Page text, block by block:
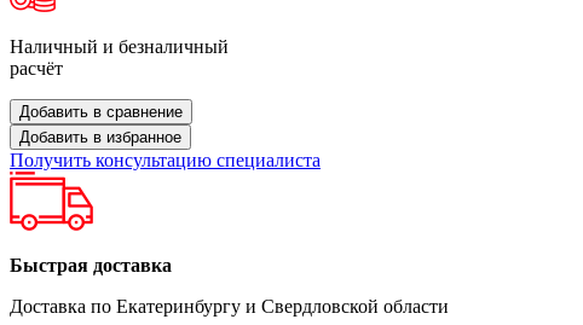
Наличный и безналичный
расчёт
Добавить в сравнение
Добавить в избранное
Получить консультацию специалиста
Быстрая доставка
Доставка по Екатеринбургу и Свердловской области